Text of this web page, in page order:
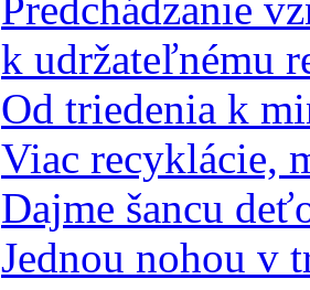
k udržateľnému
Od triedenia k
Viac recyklácie,
Dajme šancu
Jednou nohou v